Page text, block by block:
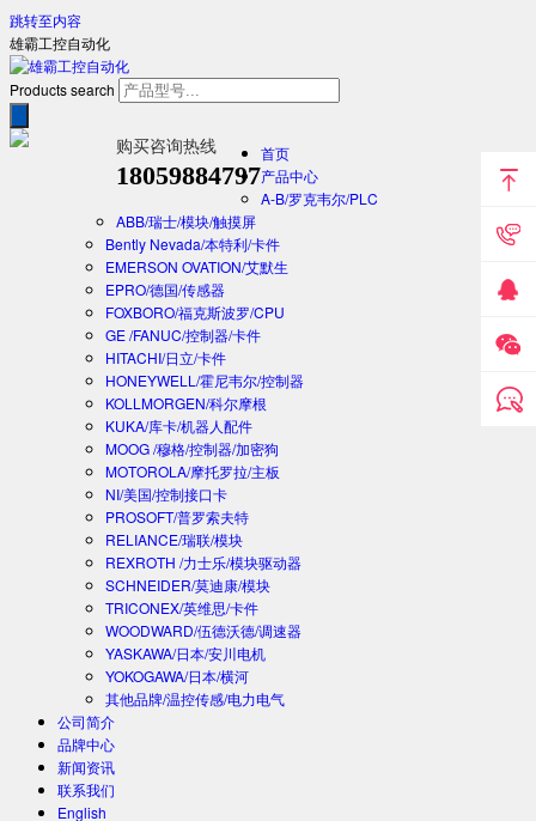
跳转至内容
雄霸工控自动化
Products search
购买咨询热线
18059884797
首页
产品中心
A-B/罗克韦尔/PLC
ABB/瑞士/模块/触摸屏
Bently Nevada/本特利/卡件
EMERSON OVATION/艾默生
EPRO/德国/传感器
FOXBORO/福克斯波罗/CPU
GE /FANUC/控制器/卡件
HITACHI/日立/卡件
HONEYWELL/霍尼韦尔/控制器
KOLLMORGEN/科尔摩根
KUKA/库卡/机器人配件
MOOG /穆格/控制器/加密狗
MOTOROLA/摩托罗拉/主板
NI/美国/控制接口卡
PROSOFT/普罗索夫特
RELIANCE/瑞联/模块
REXROTH /力士乐/模块驱动器
SCHNEIDER/莫迪康/模块
TRICONEX/英维思/卡件
WOODWARD/伍德沃德/调速器
YASKAWA/日本/安川电机
YOKOGAWA/日本/横河
其他品牌/温控传感/电力电气
公司简介
品牌中心
新闻资讯
联系我们
English